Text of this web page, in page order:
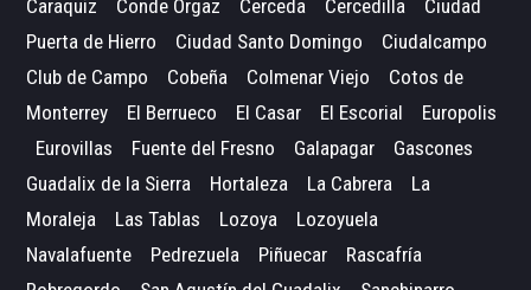
Caraquiz
Conde Orgaz Cerceda Cercedilla
Ciudad
Puerta de Hierro
Ciudad Santo Domingo
Ciudalcampo
Club de Campo
Cobeña Colmenar Viejo
Cotos de
Monterrey
El Berrueco El Casar El Escorial
Europolis
Eurovillas
Fuente del Fresno Galapagar
Gascones
Guadalix de la Sierra
Hortaleza La Cabrera
La
Moraleja
Las Tablas Lozoya
Lozoyuela
Navalafuente
Pedrezuela Piñuecar
Rascafría